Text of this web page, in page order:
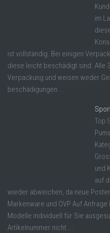
im
ist vollständig. Bei einigen
diese leicht beschädigt sind. Alle
Verpackung und weisen weder
beschädigungen ...
Top
und
auf
wieder abweichen, da neue
Markenware und OVP Auf
Modelle individuell für Sie
Artikelnummer nicht ...